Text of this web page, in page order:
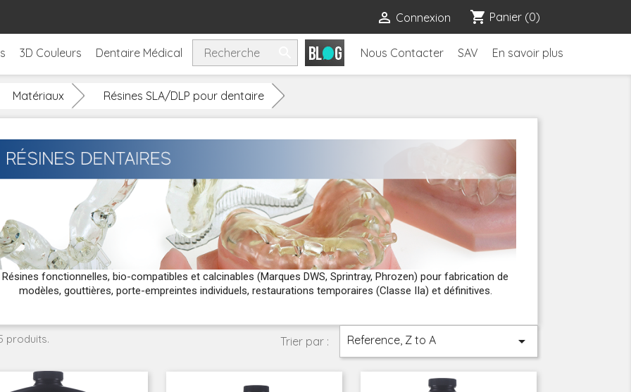
 Connexion shopping_cart Panier (0)
3D Couleurs Dentaire Médical Nous Contacter SAV En savoir plus
Matériaux Résines SLA/DLP pour dentaire
Résines fonctionnelles, bio-compatibles et calcinables (Marques DWS, Sprintray, Phrozen) pour fabrication de
modèles, gouttières, porte-empreintes individuels, restaurations temporaires (Classe IIa) et définitives.
produits. Trier par : Reference, Z to A 